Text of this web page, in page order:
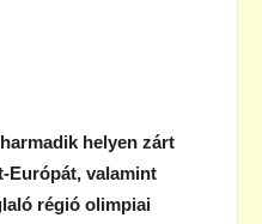
helyen zárt
Európát, valamint
régió olimpiai